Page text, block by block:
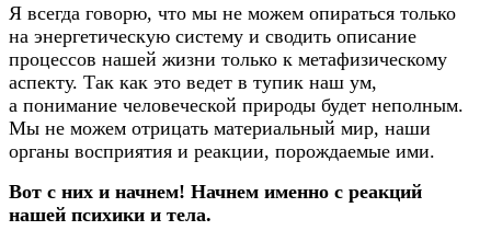
Я всегда говорю, что мы не можем опираться только
на энергетическую систему и сводить описание
процессов нашей жизни только к метафизическому
аспекту. Так как это ведет в тупик наш ум,
а понимание человеческой природы будет неполным.
Мы не можем отрицать материальный мир, наши
органы восприятия и реакции, порождаемые ими.
Вот с них и начнем! Начнем именно с реакций
нашей психики и тела.